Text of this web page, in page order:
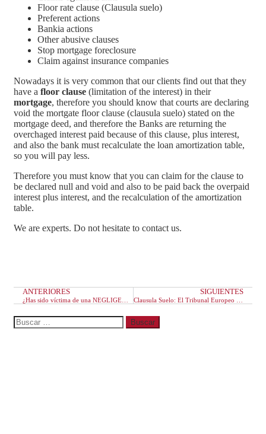
Floor rate clause (Clausula suelo)
Preferent actions
Bankia actions
Other abusive clauses
Stop mortgage foreclosure
Claim against insurance companies
Nowadays it is very common that our clients find out that they
have a floor clause (limitation of the interest) in their
mortgage, therefore you should know that courts are declaring
void the mortgate floor clause (clausula suelo) stated on the
mortgage deed, and therefore the Banks are returning the
overchaged interest paid because of this clause, plus interest,
and also the bank must recalculate the loan amortization table,
so you will pay less.
Therefore you must know that you can claim for the clause to
be declared null and void and also to be paid back the overpaid
interest plus interest, and the recalculation of the amortization
table.
We are experts. Do not hesitate to contact us.
ANTERIORES SIGUIENTES